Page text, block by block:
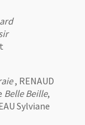
, RENAUD
Belle Beille,
Sylviane